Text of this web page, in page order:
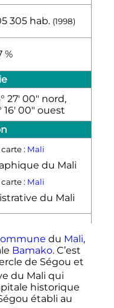
305 hab. (1998)
%
27′ 00″ nord,
16′ 00″ ouest
: Mali
: Mali
du Mali,
Bamako. C’est
de Ségou et
du Mali qui
historique
établi au